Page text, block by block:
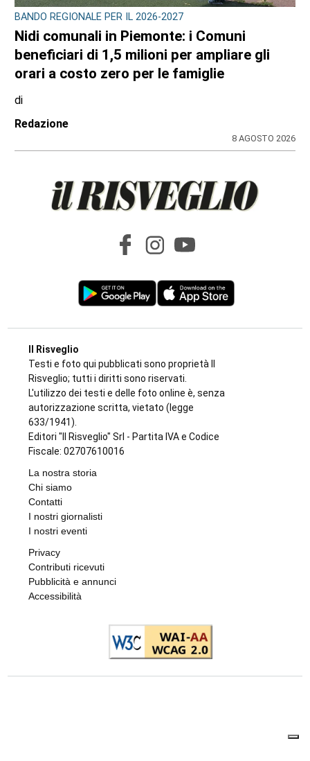
BANDO REGIONALE PER IL 2026-2027
Nidi comunali in Piemonte: i Comuni
beneficiari di 1,5 milioni per ampliare gli
orari a costo zero per le famiglie
di
Redazione
8 AGOSTO 2026
Il Risveglio
Testi e foto qui pubblicati sono proprietà Il
Risveglio; tutti i diritti sono riservati.
L'utilizzo dei testi e delle foto online è, senza
autorizzazione scritta, vietato (legge
633/1941).
Editori "Il Risveglio" Srl - Partita IVA e Codice
Fiscale: 02707610016
La nostra storia
Chi siamo
Contatti
I nostri giornalisti
I nostri eventi
Privacy
Contributi ricevuti
Pubblicità e annunci
Accessibilità